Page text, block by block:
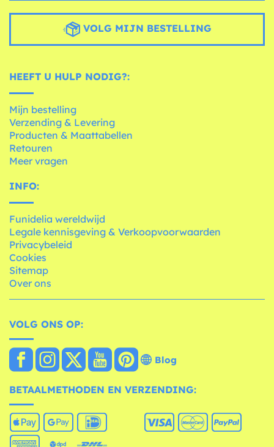
VOLG MIJN BESTELLING
HEEFT U HULP NODIG?:
Mijn bestelling
Verzending & Levering
Producten & Maattabellen
Retouren
Meer vragen
INFO:
Funidelia wereldwijd
Legale kennisgeving & Verkoopvoorwaarden
Privacybeleid
Cookies
Sitemap
Over ons
VOLG ONS OP:
Blog
BETAALMETHODEN EN VERZENDING: